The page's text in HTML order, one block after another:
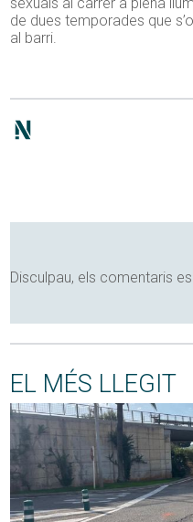
de dues temporades que
al barri.
Disculpau, els comentaris
EL MÉS LLEGIT